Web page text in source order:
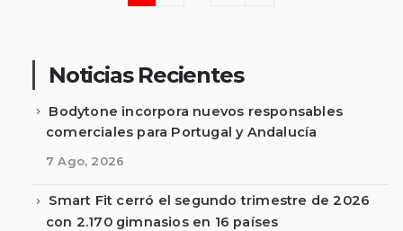
Noticias Recientes
Bodytone incorpora nuevos responsables
comerciales para Portugal y Andalucía
7 Ago, 2026
Smart Fit cerró el segundo trimestre de 2026
con 2.170 gimnasios en 16 países